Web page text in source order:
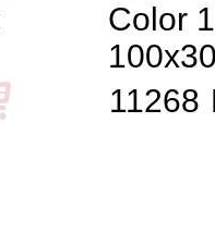
Color
11268